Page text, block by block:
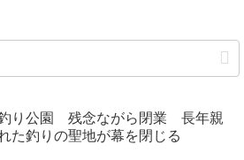
り公園 残念ながら閉業 長年親
た釣りの聖地が幕を閉じる